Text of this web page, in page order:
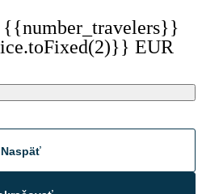
{{number_travelers}}
EUR
Naspäť